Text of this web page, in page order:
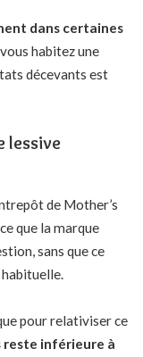
dans certaines
vous habitez une
décevants est
lessive
de Mother’s
que la marque
sans que ce
pour relativiser ce
reste inférieure à